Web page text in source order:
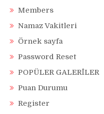
Members
Namaz Vakitleri
Örnek sayfa
Password Reset
POPÜLER GALERİLER
Puan Durumu
Register